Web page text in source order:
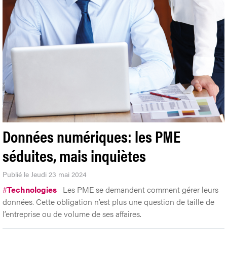
Données numériques: les PME
séduites, mais inquiètes
Publié le Jeudi 23 mai 2024
#Technologies Les PME se demandent comment gérer leurs
données. Cette obligation n’est plus une question de taille de
l’entreprise ou de volume de ses affaires.